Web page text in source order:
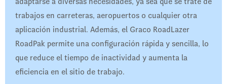
trabajos en carreteras, aeropuertos o cualquier otra
aplicación industrial. Además, el Graco RoadLazer
RoadPak permite una configuración rápida y sencilla, lo
que reduce el tiempo de inactividad y aumenta la
eficiencia en el sitio de trabajo.